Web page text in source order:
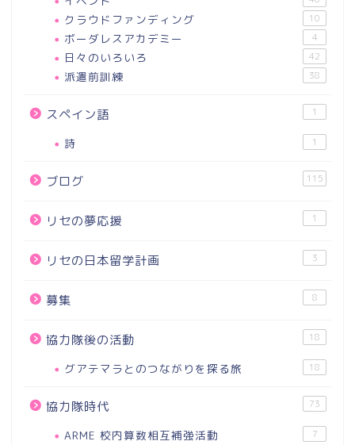
クラウドファンディング 10
ボーダレスアカデミー 4
日々のいろいろ 42
派遣前訓練 38
スペイン語 1
詩 1
ブログ 115
リセの夢応援 1
リセの日本留学計画 3
募集 8
協力隊後の活動 18
グアテマラとのつながりを探る旅 18
協力隊時代 73
ARME 校内算数相互補強活動 7